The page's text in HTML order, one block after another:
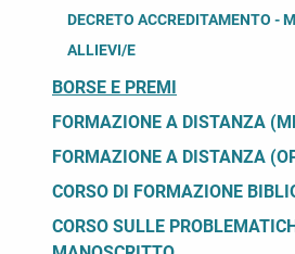
DECRETO ACCREDITAMENTO -
ALLIEVI/E
BORSE E PREMI
FORMAZIONE A DISTANZA
FORMAZIONE A DISTANZA
CORSO DI FORMAZIONE
CORSO SULLE